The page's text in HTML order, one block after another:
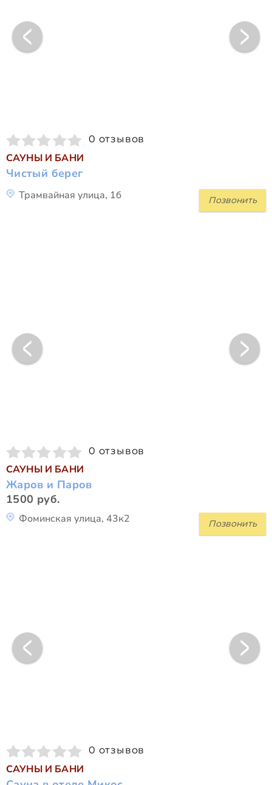
0 отзывов
САУНЫ И БАНИ
Чистый берег
Позвонить
Трамвайная улица, 1б
0 отзывов
САУНЫ И БАНИ
Жаров и Паров
1500 руб.
Позвонить
Фоминская улица, 43к2
0 отзывов
САУНЫ И БАНИ